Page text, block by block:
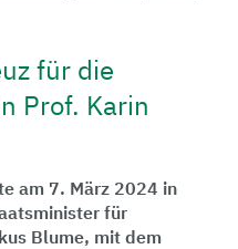
für die
Prof. Karin
am 7. März 2024 in
für
Blume, mit dem